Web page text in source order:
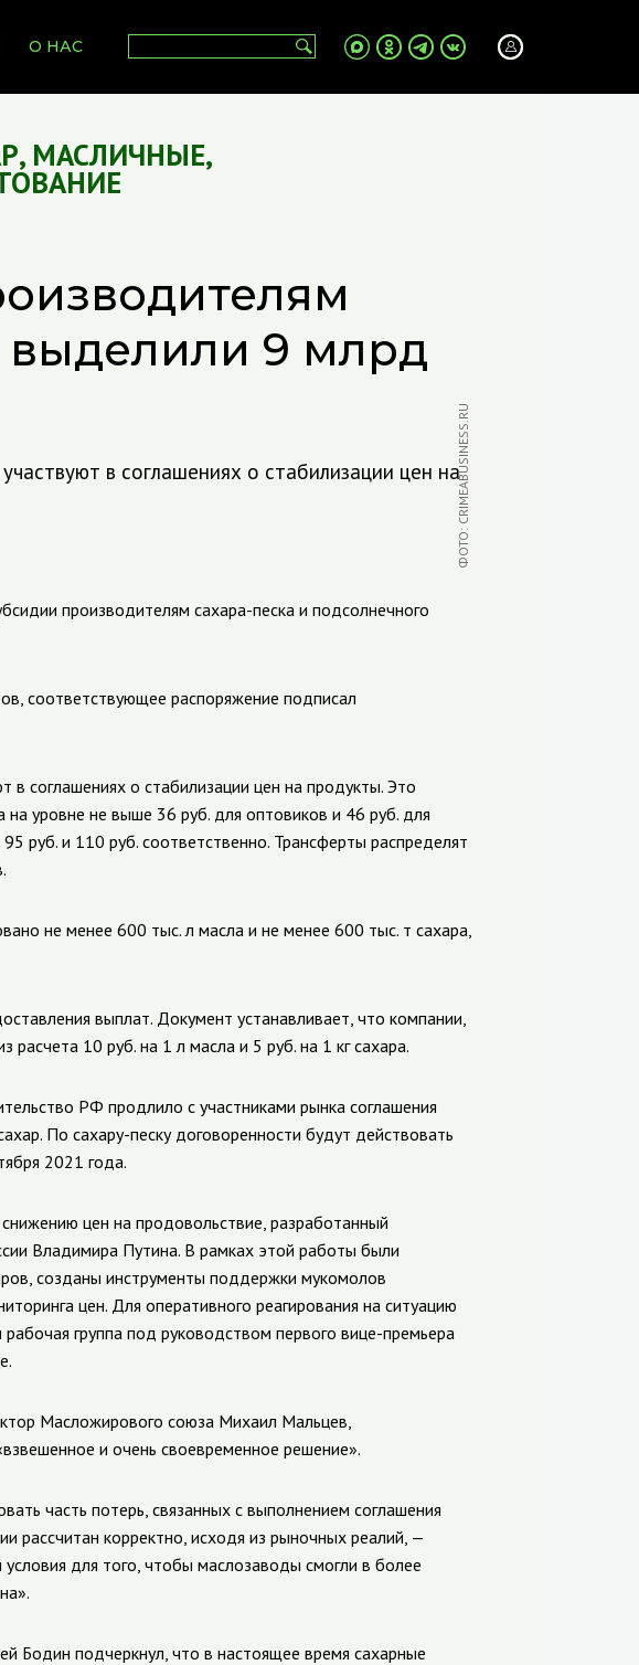
О НАС
, МАСЛИЧНЫЕ,
выделили 9 млрд
в соглашениях о стабилизации цен наФОТО: CRIMEABUSINESS.RU
производителям сахара-пескаи подсолнечного
соответствующее распоряжение подписал
в соглашениях о стабилизации цен на продукты. Это
на уровне не выше 36 руб. для оптовиков и 46 руб. для
руб. и 110 руб. соответственно. Трансферты распределят
не менее 600 тыс. л масла и не менее 600 тыс. т сахара,
выплат. Документ устанавливает, что компании,
10 руб. на 1 л масла и 5 руб. на 1 кг сахара.
РФ продлило с участниками рынка соглашения
По сахару-пескудоговоренности будут действовать
2021 года.
цен на продовольствие, разработанный
Владимира Путина. В рамках этой работы были
созданы инструменты поддержки мукомолов
цен. Для оперативного реагирования на ситуацию
группа под руководством первого вице-премьера
.
Масложирового союза Михаил Мальцев,
и очень своевременное решение».
часть потерь, связанных с выполнением соглашения
рассчитан корректно, исходя из рыночных реалий, —
для того, чтобы маслозаводы смогли в более
Бодин подчеркнул, что в настоящее время сахарные